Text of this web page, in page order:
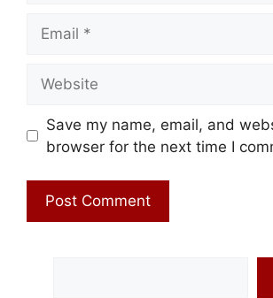
Save my name, email, and
browser for the next time I